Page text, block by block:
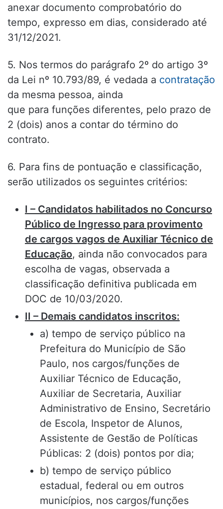
anexar documento comprobatório do
tempo, expresso em dias, considerado até
31/12/2021.
5. Nos termos do parágrafo 2º do artigo 3º
da Lei nº 10.793/89, é vedada a contratação
da mesma pessoa, ainda
que para funções diferentes, pelo prazo de
2 (dois) anos a contar do término do
contrato.
6. Para fins de pontuação e classificação,
serão utilizados os seguintes critérios:
I – Candidatos habilitados no Concurso
Público de Ingresso para provimento
de cargos vagos de Auxiliar Técnico de
Educação, ainda não convocados para
escolha de vagas, observada a
classificação definitiva publicada em
DOC de 10/03/2020.
II – Demais candidatos inscritos:
a) tempo de serviço público na
Prefeitura do Município de São
Paulo, nos cargos/funções de
Auxiliar Técnico de Educação,
Auxiliar de Secretaria, Auxiliar
Administrativo de Ensino, Secretário
de Escola, Inspetor de Alunos,
Assistente de Gestão de Políticas
Públicas: 2 (dois) pontos por dia;
b) tempo de serviço público
estadual, federal ou em outros
municípios, nos cargos/funções